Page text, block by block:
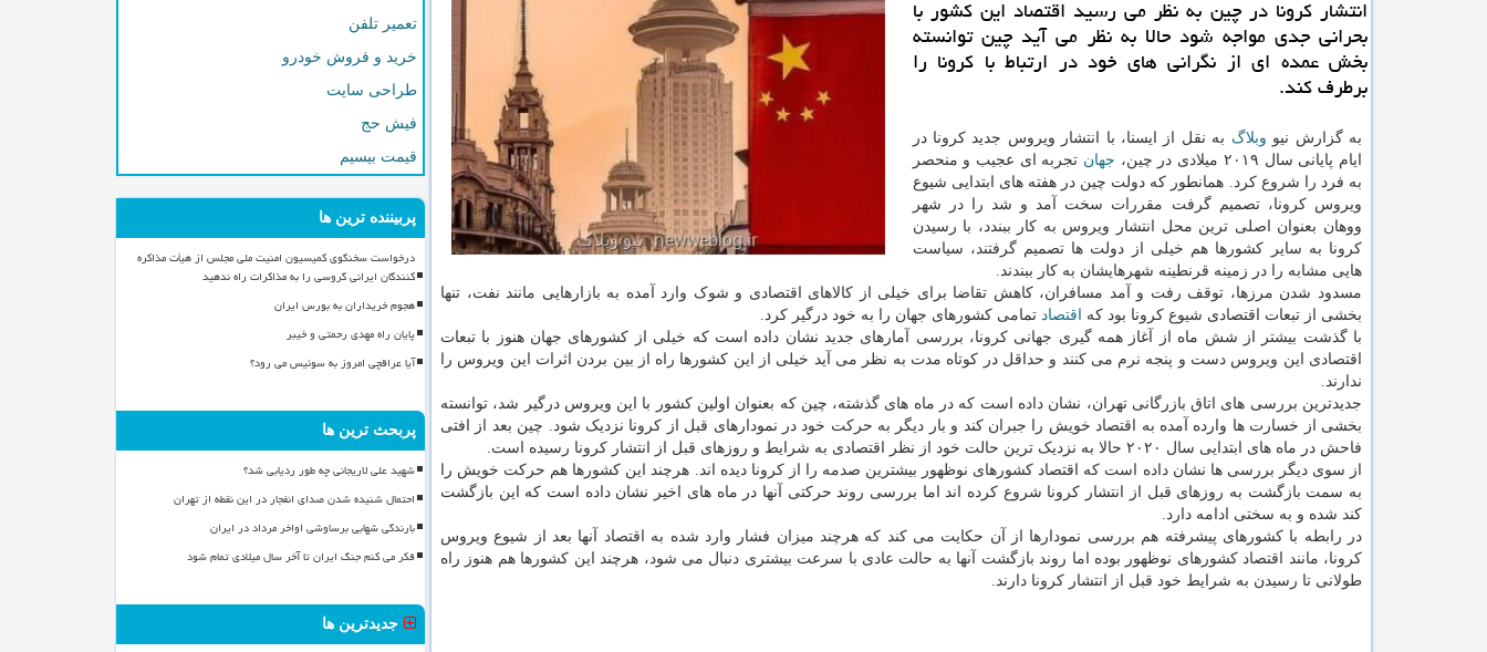
انتشار كرونا در چین به نظر می رسید اقتصاد این كشور با
بحرانی جدی مواجه شود حالا به نظر می آید چین توانسته
بخش عمده ای از نگرانی های خود در ارتباط با كرونا را
برطرف كند.
به گزارش نیو وبلاگ به نقل از ایسنا، با انتشار ویروس جدید کرونا در
ایام پایانی سال ۲۰۱۹ میلادی در چین،
جهان تجربه ای عجیب و منحصر
به فرد را شروع کرد. همانطور که دولت چین در هفته های ابتدایی شیوع
ویروس کرونا، تصمیم گرفت مقررات سخت آمد و شد را در شهر
ووهان بعنوان اصلی ترین محل انتشار ویروس به کار ببندد، با رسیدن
کرونا به سایر کشورها هم خیلی از دولت ها تصمیم گرفتند، سیاست
هایی مشابه را در زمینه قرنطینه شهرهایشان به کار ببندند.
مسدود شدن مرزها، توقف رفت و آمد مسافران، کاهش تقاضا برای خیلی از کالاهای اقتصادی و شوک وارد آمده به بازارهایی مانند نفت، تنها
بخشی از تبعات اقتصادی شیوع کرونا بود که
اقتصاد تمامی کشورهای جهان را به خود درگیر کرد.
با گذشت بیشتر از شش ماه از آغاز همه گیری جهانی کرونا، بررسی آمارهای جدید نشان داده است که خیلی از کشورهای جهان هنوز با تبعات
اقتصادی این ویروس دست و پنجه نرم می کنند و حداقل در کوتاه مدت به نظر می آید خیلی از این کشورها راه از بین بردن اثرات این ویروس را
ندارند.
جدیدترین بررسی های اتاق بازرگانی تهران، نشان داده است که در ماه های گذشته، چین که بعنوان اولین کشور با این ویروس درگیر شد، توانسته
بخشی از خسارت ها وارده آمده به اقتصاد خویش را جبران کند و بار دیگر به حرکت خود در نمودارهای قبل از کرونا نزدیک شود. چین بعد از افتی
فاحش در ماه های ابتدایی سال ۲۰۲۰ حالا به نزدیک ترین حالت خود از نظر اقتصادی به شرایط و روزهای قبل از انتشار کرونا رسیده است.
از سوی دیگر بررسی ها نشان داده است که اقتصاد کشورهای نوظهور بیشترین صدمه را از کرونا دیده اند. هرچند این کشورها هم حرکت خویش را
به سمت بازگشت به روزهای قبل از انتشار کرونا شروع کرده اند اما بررسی روند حرکتی آنها در ماه های اخیر نشان داده است که این بازگشت
کند شده و به سختی ادامه دارد.
در رابطه با کشورهای پیشرفته هم بررسی نمودارها از آن حکایت می کند که هرچند میزان فشار وارد شده به اقتصاد آنها بعد از شیوع ویروس
کرونا، مانند اقتصاد کشورهای نوظهور بوده اما روند بازگشت آنها به حالت عادی با سرعت بیشتری دنبال می شود، هرچند این کشورها هم هنوز راه
طولانی تا رسیدن به شرایط خود قبل از انتشار کرونا دارند.
تعمیر تلفن
خرید و فروش خودرو
طراحی سایت
فیش حج
قیمت بیسیم
پربیننده ترین ها
درخواست سخنگوی کمیسیون امنیت ملی مجلس از هیأت مذاکره
کنندگان ایرانی گروسی را به مذاکرات راه ندهید
هجوم خریداران به بورس ایران
پایان راه مهدی رحمتی و خیبر
آیا عراقچی امروز به سوئیس می رود؟
پربحث ترین ها
شهید علی لاریجانی چه طور ردیابی شد؟
احتمال شنیده شدن صدای انفجار در این نقطه از تهران
بارندگی شهابی برساوشی اواخر مرداد در ایران
فکر می کنم جنگ ایران تا آخر سال میلادی تمام شود
جدیدترین ها